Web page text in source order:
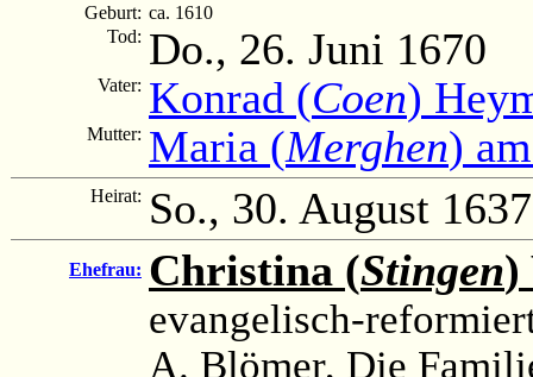
Geburt: ca. 1610
Tod: Do., 26. Juni 1670
Vater: Konrad (Coen)
Mutter: Maria (Merghen)
Heirat: So., 30. August 1637
Ehefrau: Christina (Stingen)
evangelisch-
A. Blömer, Die